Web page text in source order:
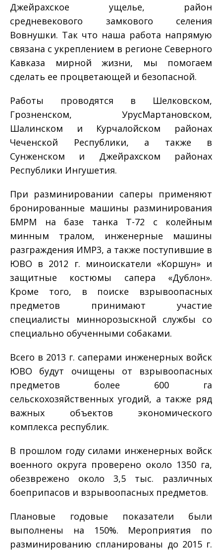
Джейрахское ущелье, район
средневекового замкового селения
Вовнушки. Так что наша работа напрямую
связана с укреплением в регионе Северного
Кавказа мирной жизни, мы помогаем
сделать ее процветающей и безопасной.
Работы проводятся в Шелковском,
Грозненском, Урус­Мартановском,
Шалинском и Курчалойском районах
Чеченской Республики, а также в
Сунженском и Джейрахском районах
Республики Ингушетия.
При разминировании саперы применяют
бронированные машины разминирования
БМР­М на базе танка Т-­72 с колейным
минным тралом, инженерные машины
разграждения ИМР­3, а также поступившие в
ЮВО в 2012 г. миноискатели «Коршун» и
защитные костюмы сапера «Дублон».
Кроме того, в поиске взрывоопасных
предметов принимают участие
специалисты минно­розыскной службы со
специально обученными собаками.
Всего в 2013 г. саперами инженерных войск
ЮВО будут очищены от взрывоопасных
предметов более 600 га
сельскохозяйственных угодий, а также ряд
важных объектов экономического
комплекса республик.
В прошлом году силами инженерных войск
военного округа проверено около 1350 га,
обезврежено около 3,5 тыс. различных
боеприпасов и взрывоопасных предметов.
Плановые годовые показатели были
выполнены на 150%. Мероприятия по
разминированию спланированы до 2015 г.